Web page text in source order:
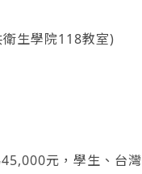
生學院118教室)
元，學生、台